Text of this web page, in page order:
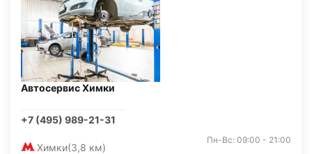
Автосервис Химки
+7 (495) 989-21-31
Химки(3,8 км)
Пн-Вс: 09:00 - 21:00